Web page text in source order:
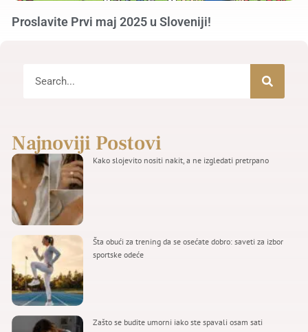
Proslavite Prvi maj 2025 u Sloveniji!
Najnoviji Postovi
Kako slojevito nositi nakit, a ne izgledati pretrpano
Šta obući za trening da se osećate dobro: saveti za izbor
sportske odeće
Zašto se budite umorni iako ste spavali osam sati